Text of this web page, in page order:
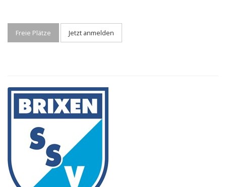
Freie Plätze Jetzt anmelden